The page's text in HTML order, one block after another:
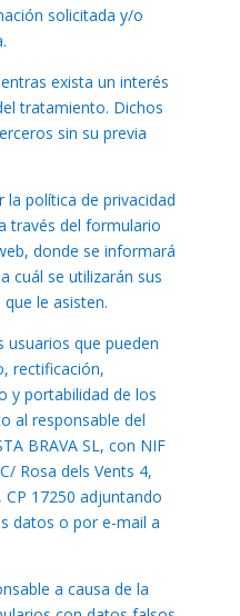
solicitada y/o
exista un interés
tratamiento. Dichos
sin su previa
la política de privacidad
través del formulario
donde se informará
cuál se utilizarán sus
le asisten.
que pueden
rectificación,
y portabilidad de los
al responsable del
BRAVA SL, con NIF
Rosa dels Vents 4,
CP 17250 adjuntando
datos o por e-mail a
a causa de la